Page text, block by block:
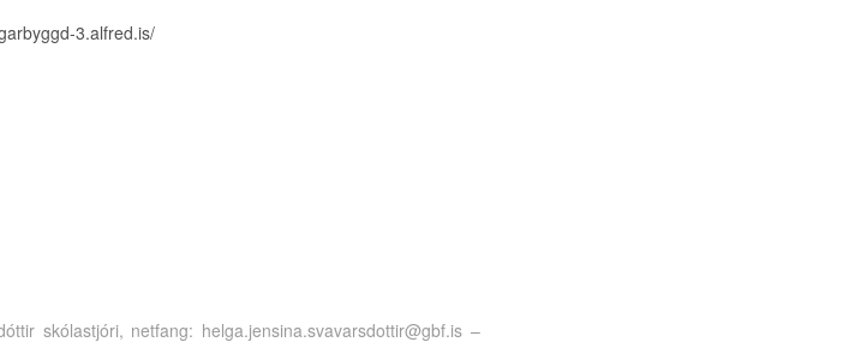
3.alfred.is/
skólastjóri, netfang: helga.jensina.svavarsdottir@gbf.is –